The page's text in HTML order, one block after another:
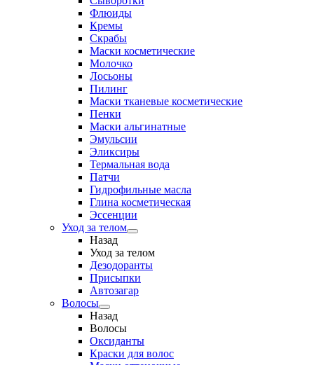
Флюиды
Кремы
Скрабы
Маски косметические
Молочко
Лосьоны
Пилинг
Маски тканевые косметические
Пенки
Маски альгинатные
Эмульсии
Эликсиры
Термальная вода
Патчи
Гидрофильные масла
Глина косметическая
Эссенции
Уход за телом
Назад
Уход за телом
Дезодоранты
Присыпки
Автозагар
Волосы
Назад
Волосы
Оксиданты
Краски для волос